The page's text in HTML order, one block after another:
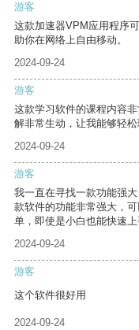
游客
这款加速器VPM应用程序
助你在网络上自由移动。
2024-09-24
游客
这款学习软件的课程内容
解非常生动，让我能够轻松
2024-09-24
游客
我一直在寻找一款功能强
款软件的功能非常强大，
单，即使是小白也能快速上
2024-09-24
游客
这个软件很好用
2024-09-24